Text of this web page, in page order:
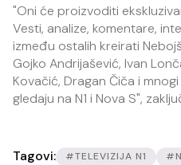
"Oni će proizvoditi
Vesti, analize, komentare,
između ostalih kreirati
Gojko Andrijašević, Ivan
Kovačić, Dragan Čiča i
gledaju na N1 i Nova S",
Tagovi: #TELEVIZIJA N1